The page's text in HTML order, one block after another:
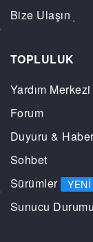
Bize Ulaşın
TOPLULUK
Yardım Merkezi
Forum
Duyuru &
Sohbet
Sürümler YENI
Sunucu Durumu